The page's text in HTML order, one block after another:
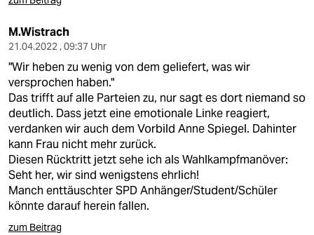
M.Wistrach
21.04.2022 , 09:37 Uhr
"Wir heben zu wenig von dem geliefert, was wir
versprochen haben."
Das trifft auf alle Parteien zu, nur sagt es dort niemand so
deutlich. Dass jetzt eine emotionale Linke reagiert,
verdanken wir auch dem Vorbild Anne Spiegel. Dahinter
kann Frau nicht mehr zurück.
Diesen Rücktritt jetzt sehe ich als Wahlkampfmanöver:
Seht her, wir sind wenigstens ehrlich!
Manch enttäuschter SPD Anhänger/Student/Schüler
könnte darauf herein fallen.
zum Beitrag